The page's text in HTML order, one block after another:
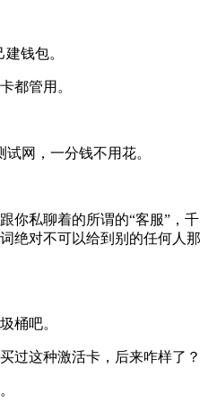
钱包。
都管用。
网，一分钱不用花。
你私聊着的所谓的“客服”，千
绝对不可以给到别的任何人那
桶吧。
过这种激活卡，后来咋样了？